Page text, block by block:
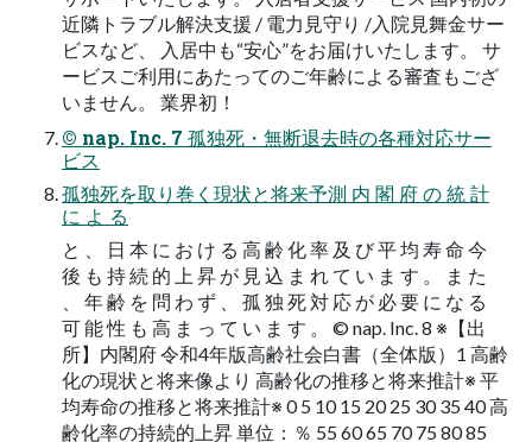
近隣トラブル解決支援 / 電力見守り /入院見舞金サー
ビスなど、 入居中も“安心”をお届けいたします。 サ
ービスご利用にあたってのご年齢による審査もござ
いません。 業界初！
© nap. Inc. 7 孤独死・無断退去時の各種対応サー
ビス
孤独死を取り巻く現状と将来予測 内 閣 府 の 統 計
に よ る
と 、 日 本 に お け る 高 齢 化 率 及 び 平 均 寿 命 今
後 も 持 続 的 上 昇 が 見 込 ま れ て い ま す 。 ま た
、 年 齢 を 問 わ ず 、 孤 独 死 対 応 が 必 要 に な る
可 能 性 も 高 ま っ て い ま す 。 © nap. Inc. 8 ※【出
所】内閣府 令和4年版高齢社会白書（全体版）1 高齢
化の現状と将来像より 高齢化の推移と将来推計※ 平
均寿命の推移と将来推計※ 0 5 10 15 20 25 30 35 40 高
齢化率の持続的上昇 単位：％ 55 60 65 70 75 80 85